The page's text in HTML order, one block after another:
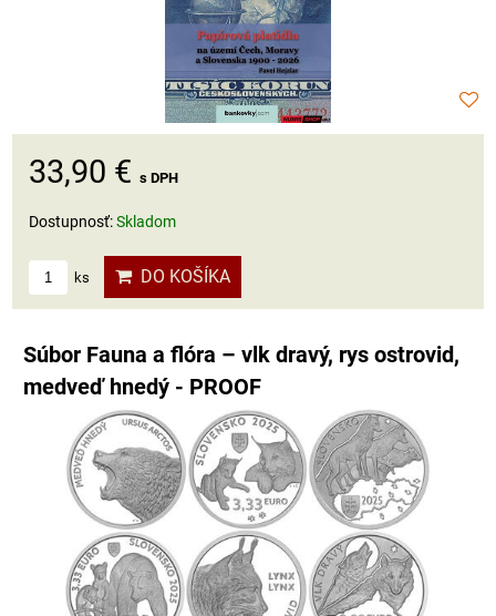
33,90 € s DPH
Dostupnosť:Skladom
ks DO KOŠÍKA
Súbor Fauna a flóra – vlk dravý, rys ostrovid,
medveď hnedý - PROOF